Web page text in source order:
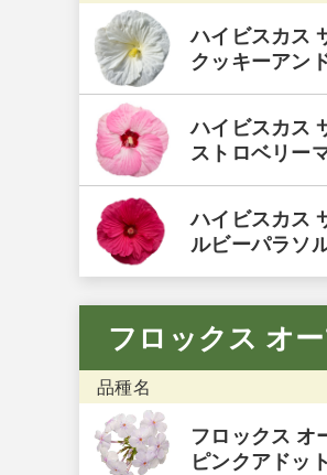
ハイビスカス
クッキーアン
ハイビスカス
ストロベリー
ハイビスカス
ルビーパラソ
フロックス オ
品種名
フロックス オ
ピンクアドット